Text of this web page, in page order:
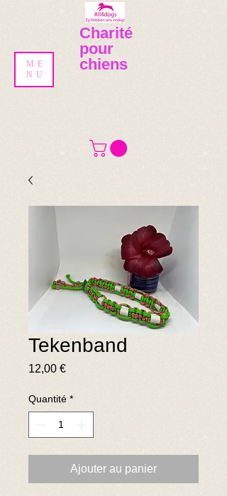
Charité
pour
chiens
ME
NU
Tekenband
12,00 €Prix
Quantité *
Ajouter au panier